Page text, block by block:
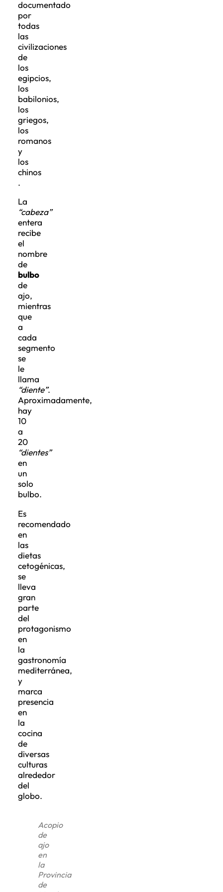
documentado
por
todas
las
civilizaciones
de
los
egipcios,
los
babilonios,
los
griegos,
los
romanos
y
los
chinos
.
La
“cabeza”
entera
recibe
el
nombre
de
bulbo
de
ajo,
mientras
que
a
cada
segmento
se
le
llama
“diente”.
Aproximadamente,
hay
10
a
20
“dientes”
en
un
solo
bulbo.
Es
recomendado
en
las
dietas
cetogénicas,
se
lleva
gran
parte
del
protagonismo
en
la
gastronomía
mediterránea,
y
marca
presencia
en
la
cocina
de
diversas
culturas
alrededor
del
globo.
Acopio
de
ajo
en
la
Provincia
de